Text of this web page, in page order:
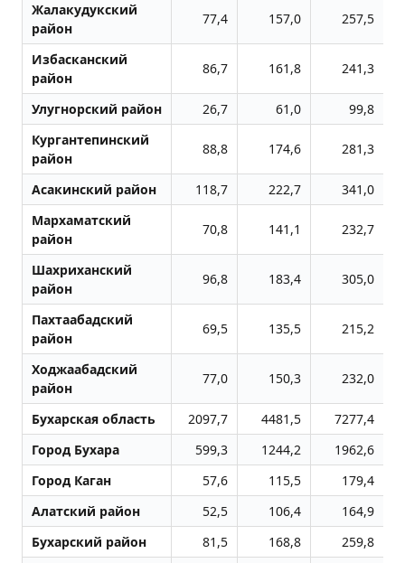
Жалакудукский
район
77,4 157,0 257,5
Избасканский
район
86,7 161,8 241,3
Улугноpский район 26,7 61,0
99,8
Кургантепинский
район
88,8 174,6 281,3
Асакинский район 118,7 222,7
341,0
Мархаматский
район
70,8 141,1 232,7
Шахриханский
район
96,8 183,4 305,0
Пахтаабадский
район
69,5 135,5 215,2
Ходжаабадский
район
77,0 150,3 232,0
Бухарская область 2097,7 4481,5
7277,4
Город Бухара
599,3 1244,2
1962,6
Город Каган
57,6 115,5
179,4
Алатский район
52,5 106,4
164,9
Бухарский район
81,5 168,8
259,8